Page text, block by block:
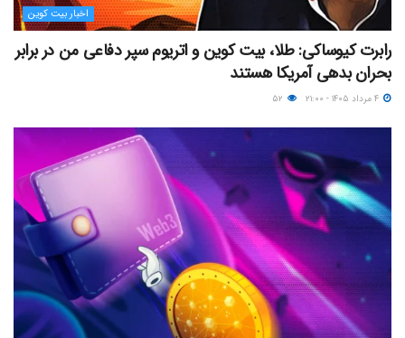
اخبار بیت کوین
رابرت کیوساکی: طلا، بیت کوین و اتریوم سپر دفاعی من در برابر
بحران بدهی آمریکا هستند